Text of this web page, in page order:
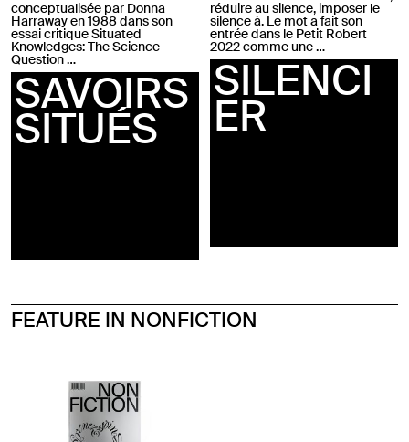
conceptualisée par Donna
Harraway en 1988 dans son
essai critique Situated
Knowledges: The Science
Question …
SAVOIRS
SITUÉS
réduire au silence, imposer le
silence à. Le mot a fait son
entrée dans le Petit Robert
2022 comme une …
SILENCI
ER
FEATURE IN NONFICTION